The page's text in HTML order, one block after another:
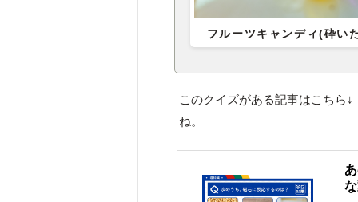
フルーツキャンディ(砕い
このクイズがある記事はこちら↓
ね。